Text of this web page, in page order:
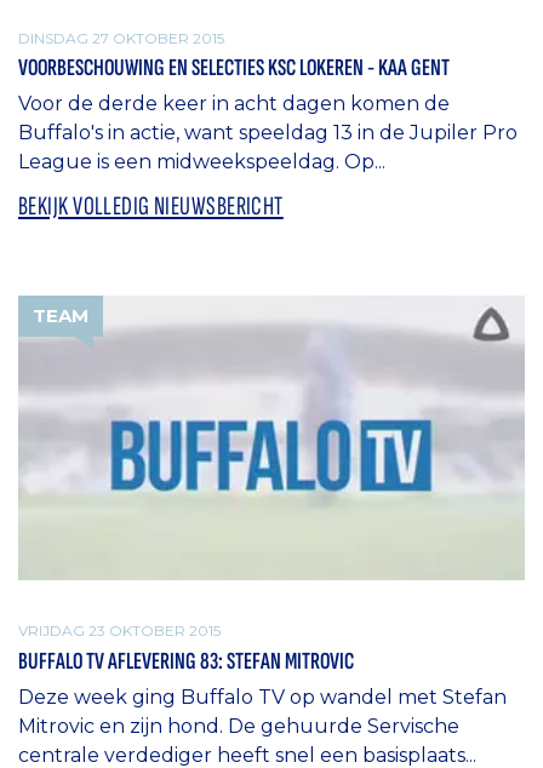
DINSDAG 27 OKTOBER 2015
VOORBESCHOUWING EN SELECTIES KSC LOKEREN - KAA GENT
Voor de derde keer in acht dagen komen de
Buffalo's in actie, want speeldag 13 in de Jupiler Pro
League is een midweekspeeldag. Op...
BEKIJK VOLLEDIG NIEUWSBERICHT
TEAM
VRIJDAG 23 OKTOBER 2015
BUFFALO TV AFLEVERING 83: STEFAN MITROVIC
Deze week ging Buffalo TV op wandel met Stefan
Mitrovic en zijn hond. De gehuurde Servische
centrale verdediger heeft snel een basisplaats...